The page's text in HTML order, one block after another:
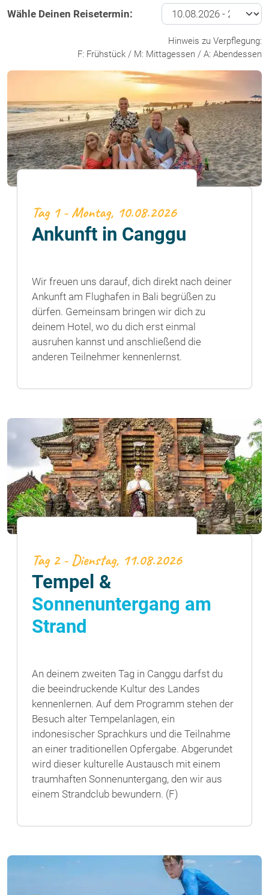
Wähle Deinen Reisetermin:
Hinweis zu Verpflegung:
F: Frühstück / M: Mittagessen / A: Abendessen
Tag 1 - Montag, 10.08.2026
Ankunft in Canggu
Wir freuen uns darauf, dich direkt nach deiner
Ankunft am Flughafen in Bali begrüßen zu
dürfen. Gemeinsam bringen wir dich zu
deinem Hotel, wo du dich erst einmal
ausruhen kannst und anschließend die
anderen Teilnehmer kennenlernst.
Tag 2 - Dienstag, 11.08.2026
Tempel &
Sonnenuntergang am
Strand
An deinem zweiten Tag in Canggu darfst du
die beeindruckende Kultur des Landes
kennenlernen. Auf dem Programm stehen der
Besuch alter Tempelanlagen, ein
indonesischer Sprachkurs und die Teilnahme
an einer traditionellen Opfergabe. Abgerundet
wird dieser kulturelle Austausch mit einem
traumhaften Sonnenuntergang, den wir aus
einem Strandclub bewundern. (F)